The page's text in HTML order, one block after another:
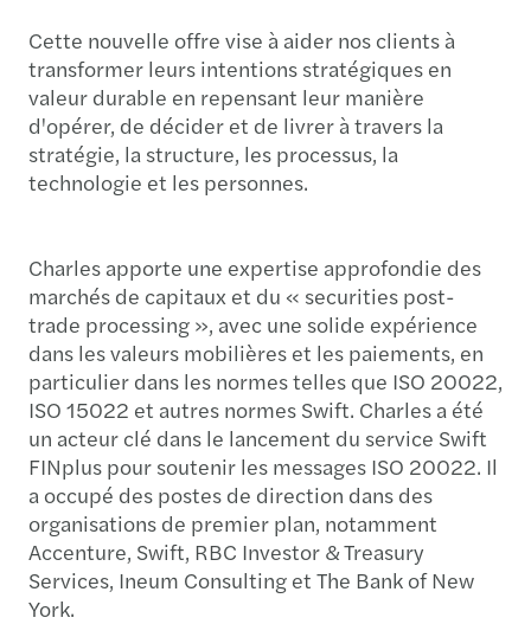
Cette nouvelle offre vise à aider nos clients à
transformer leurs intentions stratégiques en
valeur durable en repensant leur manière
d'opérer, de décider et de livrer à travers la
stratégie, la structure, les processus, la
technologie et les personnes.
Charles apporte une expertise approfondie des
marchés de capitaux et du « securities post-
trade processing », avec une solide expérience
dans les valeurs mobilières et les paiements, en
particulier dans les normes telles que ISO 20022,
ISO 15022 et autres normes Swift. Charles a été
un acteur clé dans le lancement du service Swift
FINplus pour soutenir les messages ISO 20022. Il
a occupé des postes de direction dans des
organisations de premier plan, notamment
Accenture, Swift, RBC Investor & Treasury
Services, Ineum Consulting et The Bank of New
York.